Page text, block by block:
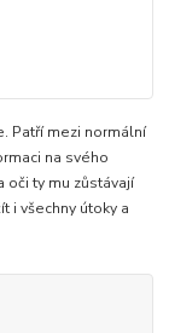
Patří mezi normální
na svého
oči ty mu zůstávají
i všechny útoky a